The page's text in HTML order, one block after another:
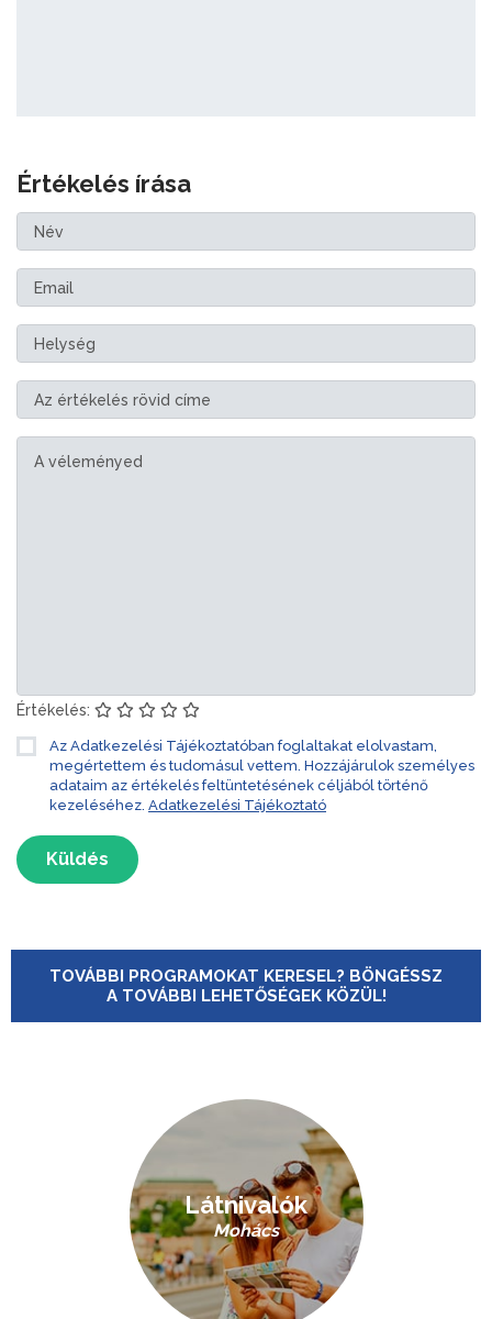
Értékelés írása
Értékelés:
Az Adatkezelési Tájékoztatóban foglaltakat elolvastam,
megértettem és tudomásul vettem. Hozzájárulok személyes
adataim az értékelés feltüntetésének céljából történő
kezeléséhez. Adatkezelési Tájékoztató
Küldés
TOVÁBBI PROGRAMOKAT KERESEL? BÖNGÉSSZ
A TOVÁBBI LEHETŐSÉGEK KÖZÜL!
Látnivalók
Mohács